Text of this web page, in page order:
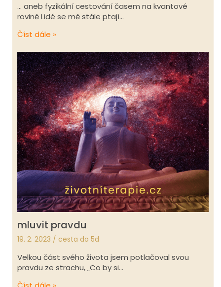
… aneb fyzikální cestování časem na kvantové
rovině Lidé se mě stále ptají…
Číst dále »
mluvit pravdu
19. 2. 2023 / cesta do 5d
Velkou část svého života jsem potlačoval svou
pravdu ze strachu, „Co by si…